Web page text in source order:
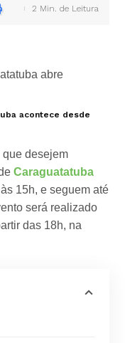
2 Min. de Leitura
acontece desde
desejem
Caraguatatuba
15h, e seguem até
será realizado
das 18h, na